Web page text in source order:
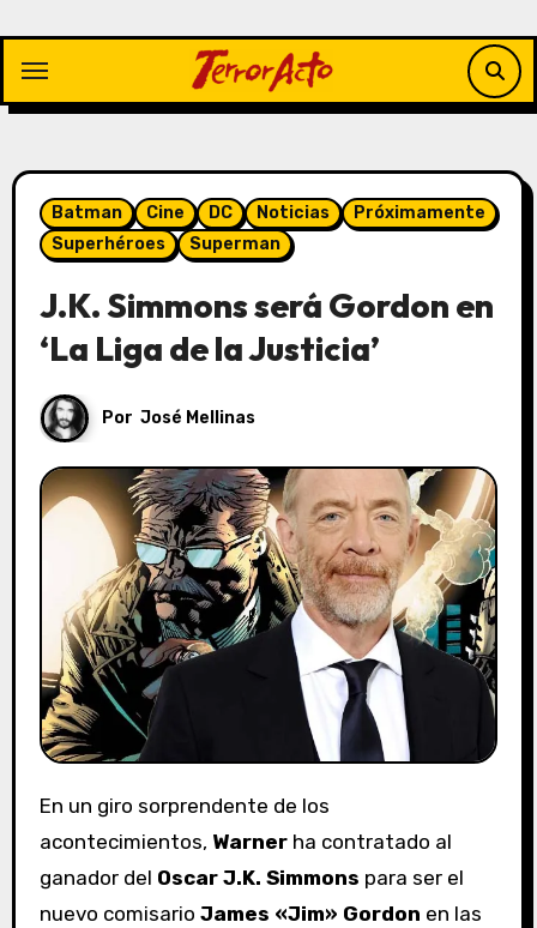
contenido
Batman Cine DC Noticias
Próximamente
Superhéroes
Superman
J.K. Simmons será Gordon en
‘La Liga de la Justicia’
Por José Mellinas
En un giro sorprendente de los
acontecimientos, Warnerha contratado al
ganador del Oscar J.K. Simmons para ser el
nuevo comisario James «Jim» Gordon en las